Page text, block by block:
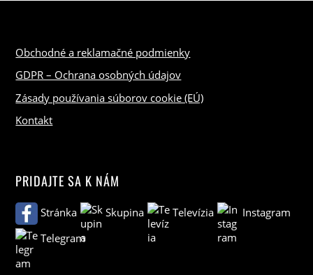
Obchodné a reklamačné podmienky
GDPR – Ochrana osobných údajov
Zásady používania súborov cookie (EÚ)
Kontakt
PRIDAJTE SA K NÁM
Stránka Skupina Televízia
Instagram
Telegram